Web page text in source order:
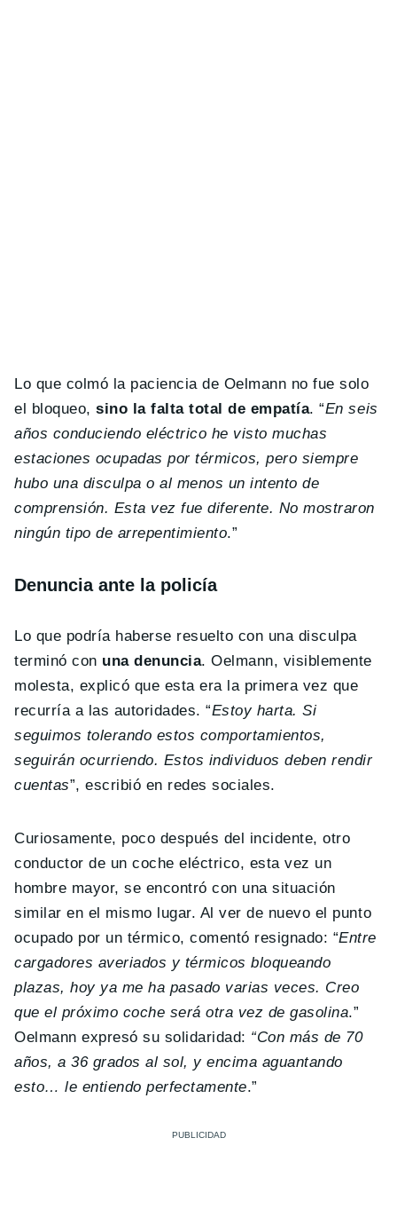
Lo que colmó la paciencia de Oelmann no fue solo
el bloqueo,sino la falta total de empatía. “En seis
años conduciendo eléctrico he visto muchas
estaciones ocupadas por térmicos, pero siempre
hubo una disculpa o al menos un intento de
comprensión. Esta vez fue diferente. No mostraron
ningún tipo de arrepentimiento.”
Denuncia ante la policía
Lo que podría haberse resuelto con una disculpa
terminó con una denuncia. Oelmann, visiblemente
molesta, explicó que esta era la primera vez que
recurría a las autoridades. “Estoy harta. Si
seguimos tolerando estos comportamientos,
seguirán ocurriendo. Estos individuos deben rendir
cuentas”, escribió en redes sociales.
Curiosamente, poco después del incidente, otro
conductor de un coche eléctrico, esta vez un
hombre mayor, se encontró con una situación
similar en el mismo lugar. Al ver de nuevo el punto
ocupado por un térmico, comentó resignado: “Entre
cargadores averiados y térmicos bloqueando
plazas, hoy ya me ha pasado varias veces. Creo
que el próximo coche será otra vez de gasolina.”
Oelmann expresó su solidaridad: “Con más de 70
años, a 36 grados al sol, y encima aguantando
esto… le entiendo perfectamente.”